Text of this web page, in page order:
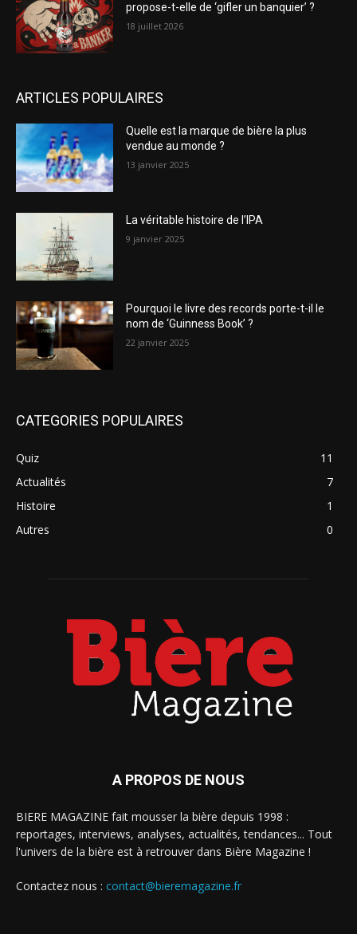
propose-t-elle de ‘gifler un banquier’ ?
18 juillet 2026
ARTICLES POPULAIRES
Quelle est la marque de bière la plus
vendue au monde ?
13 janvier 2025
La véritable histoire de l’IPA
9 janvier 2025
Pourquoi le livre des records porte-t-il le
nom de ‘Guinness Book’ ?
22 janvier 2025
CATEGORIES POPULAIRES
Quiz
11
Actualités
7
Histoire
1
Autres
0
A PROPOS DE NOUS
BIERE MAGAZINE fait mousser la bière depuis 1998 :
reportages, interviews, analyses, actualités, tendances... Tout
l'univers de la bière est à retrouver dans Bière Magazine !
Contactez nous : contact@bieremagazine.fr